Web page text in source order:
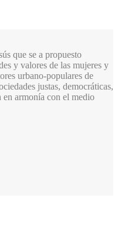
que se a propuesto
y valores de las mujeres y
urbano-populares de
justas, democráticas,
armonía con el medio